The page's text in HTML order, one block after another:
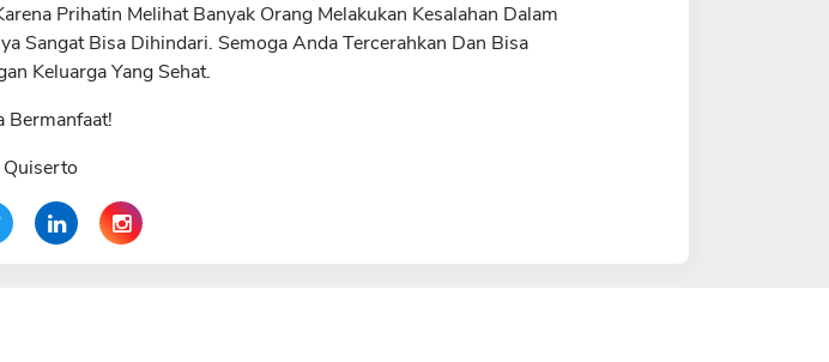
Prihatin Melihat Banyak Orang Melakukan Kesalahan Dalam
Sangat Bisa Dihindari. Semoga Anda Tercerahkan Dan Bisa
Keluarga Yang Sehat.
Bermanfaat!
Quiserto